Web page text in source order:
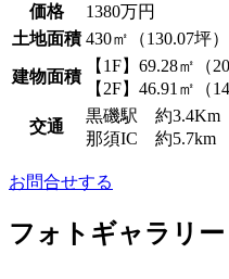
価格
1380万円
土地面積 430㎡（130.07坪）
建物面積
【1F】69.28㎡（
【2F】46.91㎡（
交通
黒磯駅 約3.4Km
那須IC 約5.7km
お問合せする
フォトギャラリー